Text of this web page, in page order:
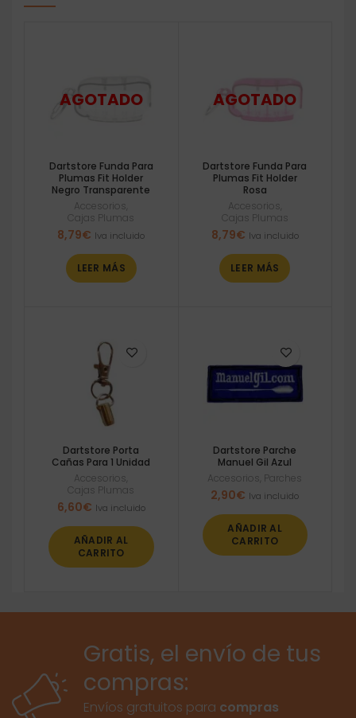
Dartstore Funda Para
Plumas Fit Holder
Negro Transparente
Accesorios
Cajas Plumas
8,79€ Iva incluido
LEER MÁS
Dartstore Funda Para
Plumas Fit Holder
Rosa
Accesorios
Cajas Plumas
8,79€ Iva incluido
LEER MÁS
Dartstore Porta
Cañas Para 1 Unidad
Accesorios
Cajas Plumas
6,60€ Iva incluido
AÑADIR AL
CARRITO
Dartstore Parche
Manuel Gil Azul
Accesorios Parches
2,90€ Iva incluido
AÑADIR AL
CARRITO
Gratis, el envío de tus
compras:
Envíos gratuitos para compras